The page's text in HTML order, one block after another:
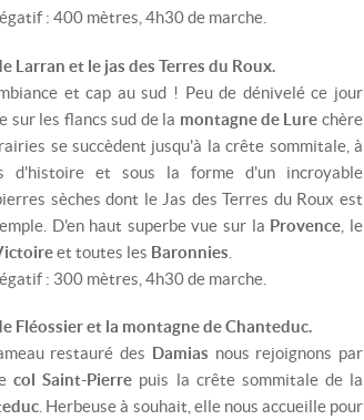
: 400 mètres, 4h30 de marche.
Larran et le jas des Terres du Roux.
et cap au sud ! Peu de dénivelé ce jour
sur les flancs sud de la montagne de Lure chère
se succèdent jusqu'à la crête sommitale, à
d'histoire et sous la forme d'un incroyable
sèches dont le Jas des Terres du Roux est
D'en haut superbe vue sur la Provence , le
et toutes les Baronnies
: 300 mètres, 4h30 de marche.
Fléossier et la montagne de Chanteduc.
restauré des Damias nous rejoignons par
col Saint-Pierre puis la crête sommitale de la
. Herbeuse à souhait, elle nous accueille pour